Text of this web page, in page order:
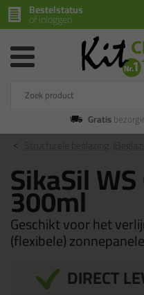
Bestelstatus
of inloggen
Gratis
SikaSil
300ml
Geschikt voor het
(flexibele)
DIRECT